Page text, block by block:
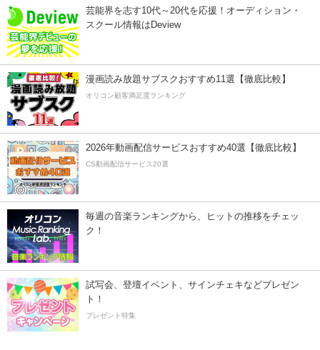
芸能界を志す10代～20代を応援！オーディション・
スクール情報はDeview
漫画読み放題サブスクおすすめ11選【徹底比較】
オリコン顧客満足度ランキング
2026年動画配信サービスおすすめ40選【徹底比較】
CS動画配信サービス20選
毎週の音楽ランキングから、ヒットの推移をチェッ
ク！
試写会、登壇イベント、サインチェキなどプレゼン
ト！
プレゼント特集